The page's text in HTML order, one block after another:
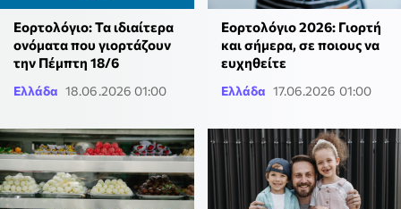
Εορτολόγιο: Τα ιδιαίτερα
ονόματα που γιορτάζουν
την Πέμπτη 18/6
Ελλάδα 18.06.2026 01:00
Εορτολόγιο 2026: Γιορτή
και σήμερα, σε ποιους να
ευχηθείτε
Ελλάδα 17.06.2026 01:00